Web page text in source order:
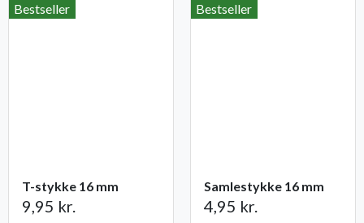
Bestseller
T-stykke 16 mm
9,95 kr.
Bestseller
Samlestykke 16 mm
4,95 kr.